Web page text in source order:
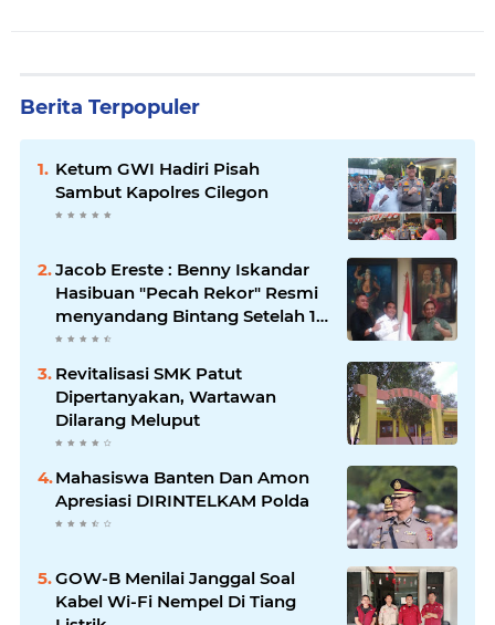
Berita Terpopuler
Ketum GWI Hadiri Pisah
Sambut Kapolres Cilegon
Jacob Ereste : Benny Iskandar
Hasibuan "Pecah Rekor" Resmi
menyandang Bintang Setelah 14
Tahun Ngejokrok Berpangjat
Kombes
Revitalisasi SMK Patut
Dipertanyakan, Wartawan
Dilarang Meluput
Mahasiswa Banten Dan Amon
Apresiasi DIRINTELKAM Polda
GOW-B Menilai Janggal Soal
Kabel Wi-Fi Nempel Di Tiang